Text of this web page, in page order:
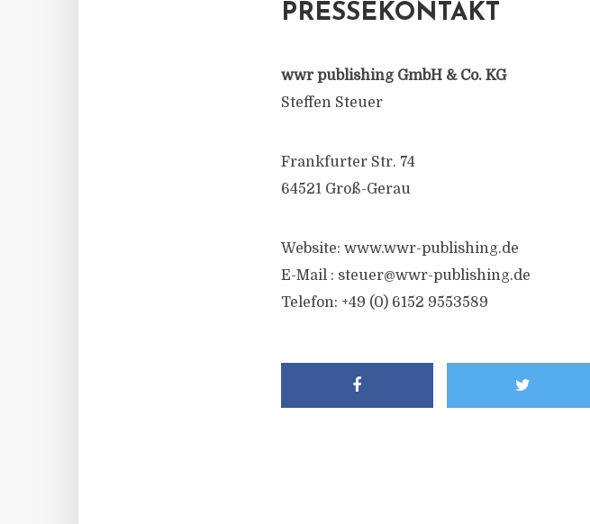
PRESSEKONTAKT
wwr publishing GmbH & Co. KG
Steffen Steuer
Frankfurter Str. 74
64521 Groß-Gerau
Website: www.wwr-publishing.de
E-Mail : steuer@wwr-publishing.de
Telefon: +49 (0) 6152 9553589